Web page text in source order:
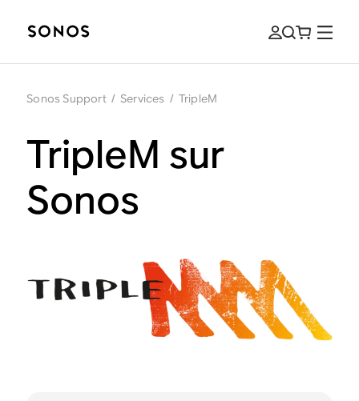
Sonos Support / Services / TripleM
TripleM sur
Sonos